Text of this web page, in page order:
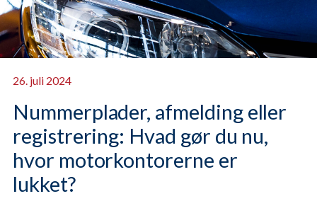
NYHEDER
26. juli 2024
Nummerplader, afmelding eller
registrering: Hvad gør du nu,
hvor motorkontorerne er
lukket?